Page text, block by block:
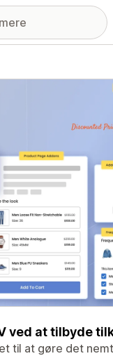
ved at tilbyde
til at gøre det